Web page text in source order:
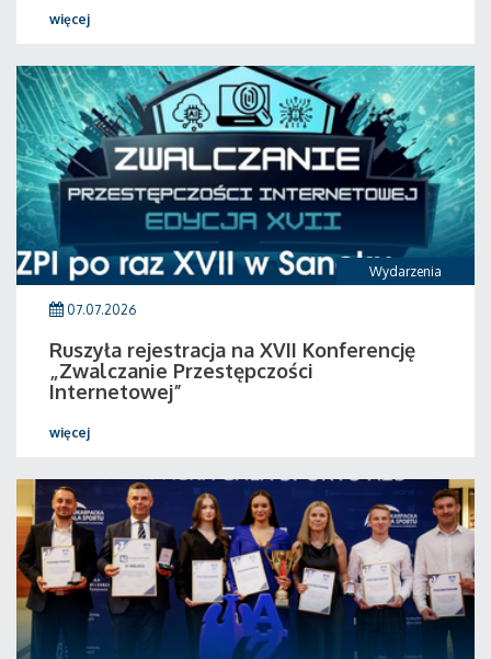
więcej
Wydarzenia
07.07.2026
Ruszyła rejestracja na XVII Konferencję
„Zwalczanie Przestępczości
Internetowej”
więcej